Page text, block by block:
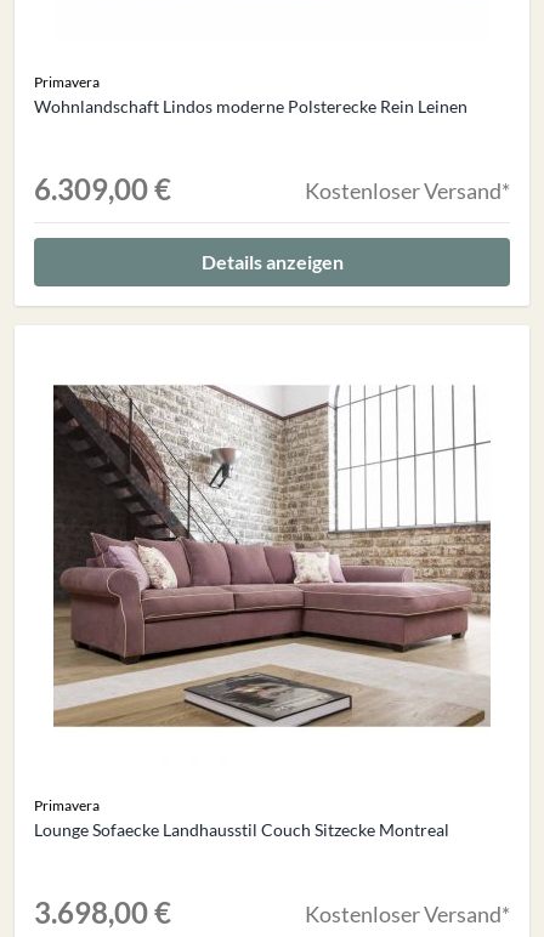
Primavera
Wohnlandschaft Lindos moderne Polsterecke Rein Leinen
6.309,00 € Kostenloser Versand*
Details anzeigen
Primavera
Lounge Sofaecke Landhausstil Couch Sitzecke Montreal
3.698,00 € Kostenloser Versand*